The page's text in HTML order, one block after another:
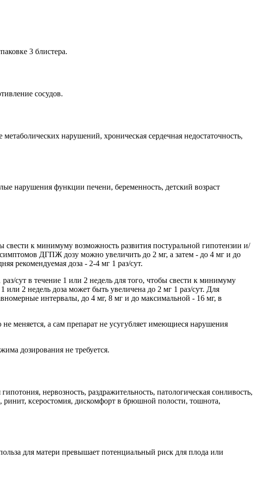
3 блистера.
сосудов.
нарушений, хроническая сердечная недостаточность,
нарушения функции печени, беременность, детский возраст
свести к минимуму возможность развития постуральной гипотензии и/
ДГПЖ дозу можно увеличить до 2 мг, а затем - до 4 мг и до
рекомендуемая доза - 2-4 мг 1 раз/сут.
сут в течение 1 или 2 недель для того, чтобы свести к минимуму
2 недель доза может быть увеличена до 2 мг 1 раз/сут. Для
интервалы, до 4 мг, 8 мг и до максимальной - 16 мг, в
меняется, а сам препарат не усугубляет имеющиеся нарушения
дозирования не требуется.
нервозность, раздражительность, патологическая сонливость,
ринит, ксеростомия, дискомфорт в брюшной полости, тошнота,
для матери превышает потенциальный риск для плода или